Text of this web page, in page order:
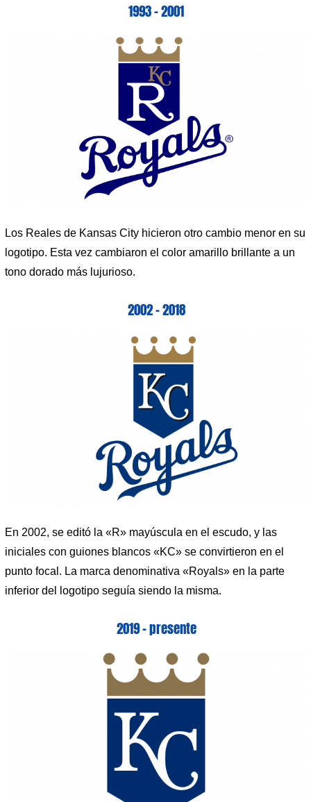
1993 – 2001
Los Reales de Kansas City hicieron otro cambio menor en su
logotipo. Esta vez cambiaron el color amarillo brillante a un
tono dorado más lujurioso.
2002 – 2018
En 2002, se editó la «R» mayúscula en el escudo, y las
iniciales con guiones blancos «KC» se convirtieron en el
punto focal. La marca denominativa «Royals» en la parte
inferior del logotipo seguía siendo la misma.
2019 – presente